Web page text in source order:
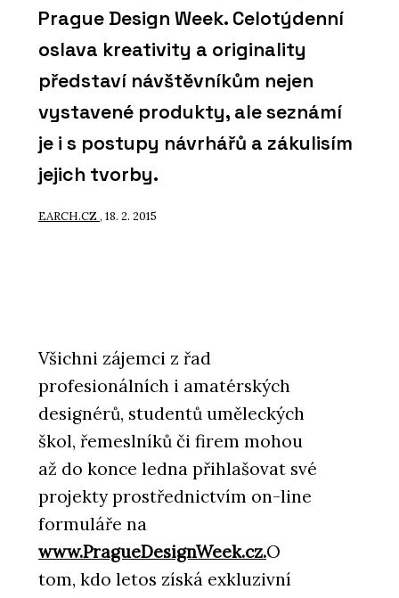
Prague Design Week. Celotýdenní
oslava kreativity a originality
představí návštěvníkům nejen
vystavené produkty, ale seznámí
je i s postupy návrhářů a zákulisím
jejich tvorby.
EARCH.CZ , 18. 2. 2015
Všichni zájemci z řad
profesionálních i amatérských
designérů, studentů uměleckých
škol, řemeslníků či firem mohou
až do konce ledna přihlašovat své
projekty prostřednictvím on-line
formuláře na
www.PragueDesignWeek.cz.O
tom, kdo letos získá exkluzivní